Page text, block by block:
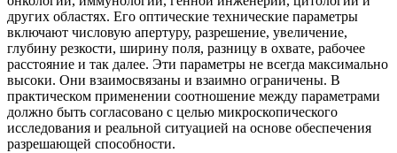
других областях. Его оптические технические параметры
включают числовую апертуру, разрешение, увеличение,
глубину резкости, ширину поля, разницу в охвате, рабочее
расстояние и так далее. Эти параметры не всегда максимально
высоки. Они взаимосвязаны и взаимно ограничены. В
практическом применении соотношение между параметрами
должно быть согласовано с целью микроскопического
исследования и реальной ситуацией на основе обеспечения
разрешающей способности.